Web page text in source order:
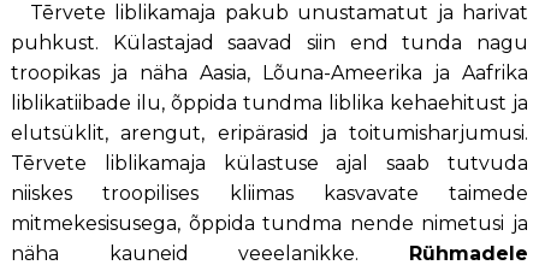
Tērvete liblikamaja pakub unustamatut ja harivat
puhkust. Külastajad saavad siin end tunda nagu
troopikas ja näha Aasia, Lõuna-Ameerika ja Aafrika
liblikatiibade ilu, õppida tundma liblika kehaehitust ja
elutsüklit, arengut, eripärasid ja toitumisharjumusi.
Tērvete liblikamaja külastuse ajal saab tutvuda
niiskes troopilises kliimas kasvavate taimede
mitmekesisusega, õppida tundma nende nimetusi ja
näha kauneid veeelanikke.
Rühmadele